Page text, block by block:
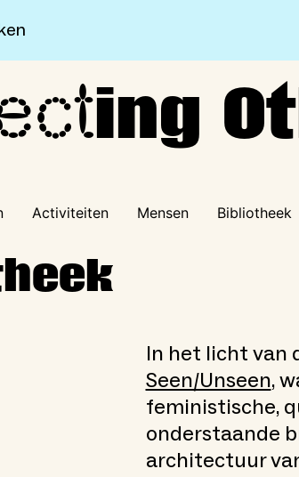
Otherwise
ing
Activiteiten Mensen Bibliotheek
In het licht van
Seen/Unseen,
feministische,
onderstaande
architectuur